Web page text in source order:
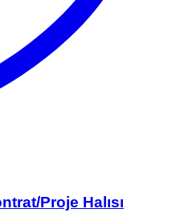
Proje Halısı